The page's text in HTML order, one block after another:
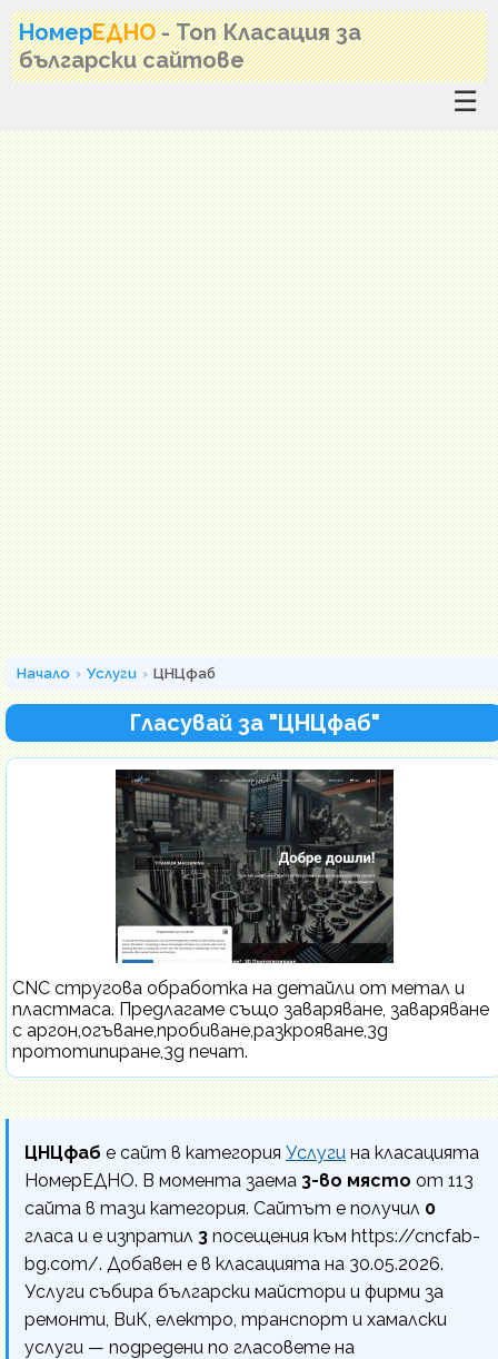
НомерЕДНО - Топ Класация за
български сайтове
☰
Начало Услуги ЦНЦфаб
Гласувай за "ЦНЦфаб"
CNC стругова обработка на детайли от метал и
пластмаса. Предлагаме също заваряване, заваряване
с аргон,огъване,пробиване,разкрояване,3д
прототипиране,3д печат.
ЦНЦфаб е сайт в категория Услуги на класацията
НомерЕДНО. В момента заема 3-во място от 113
сайта в тази категория. Сайтът е получил 0
гласа и е изпратил 3 посещения към https://cncfab-
bg.com/. Добавен е в класацията на 30.05.2026.
Услуги събира български майстори и фирми за
ремонти, ВиК, електро, транспорт и хамалски
услуги — подредени по гласовете на